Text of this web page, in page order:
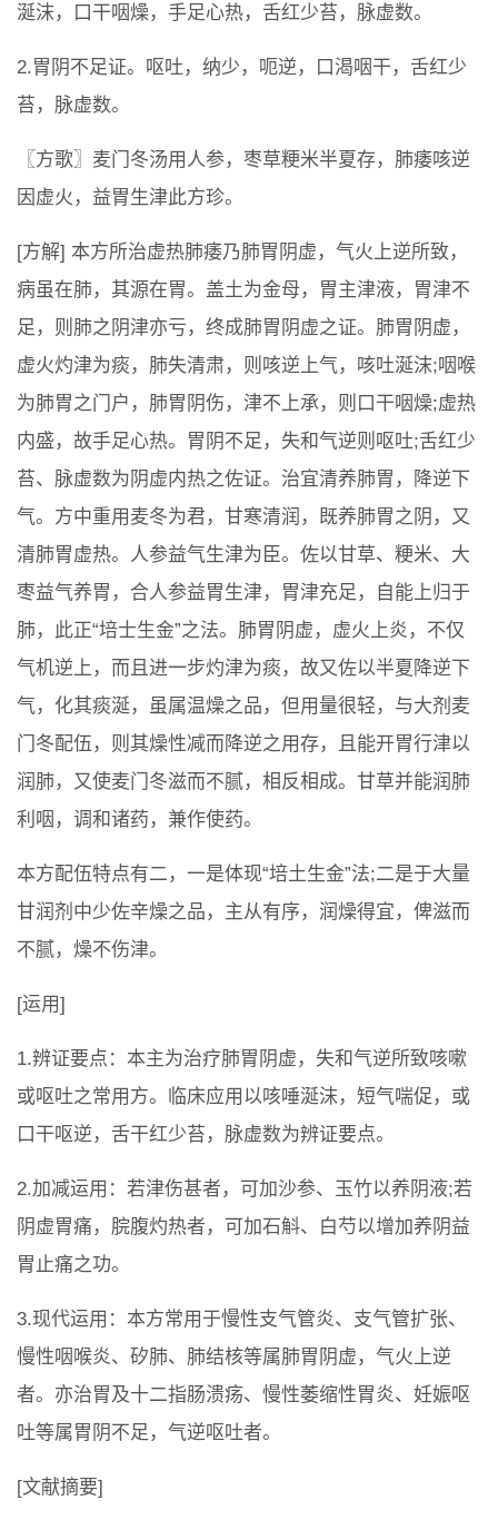
涎沫，口干咽燥，手足心热，舌红少苔，脉虚数。
2.胃阴不足证。呕吐，纳少，呃逆，口渴咽干，舌红少
苔，脉虚数。
〖方歌〗麦门冬汤用人参，枣草粳米半夏存，肺痿咳逆
因虚火，益胃生津此方珍。
[方解] 本方所治虚热肺痿乃肺胃阴虚，气火上逆所致，
病虽在肺，其源在胃。盖土为金母，胃主津液，胃津不
足，则肺之阴津亦亏，终成肺胃阴虚之证。肺胃阴虚，
虚火灼津为痰，肺失清肃，则咳逆上气，咳吐涎沫;咽喉
为肺胃之门户，肺胃阴伤，津不上承，则口干咽燥;虚热
内盛，故手足心热。胃阴不足，失和气逆则呕吐;舌红少
苔、脉虚数为阴虚内热之佐证。治宜清养肺胃，降逆下
气。方中重用麦冬为君，甘寒清润，既养肺胃之阴，又
清肺胃虚热。人参益气生津为臣。佐以甘草、粳米、大
枣益气养胃，合人参益胃生津，胃津充足，自能上归于
肺，此正“培士生金”之法。肺胃阴虚，虚火上炎，不仅
气机逆上，而且进一步灼津为痰，故又佐以半夏降逆下
气，化其痰涎，虽属温燥之品，但用量很轻，与大剂麦
门冬配伍，则其燥性减而降逆之用存，且能开胃行津以
润肺，又使麦门冬滋而不腻，相反相成。甘草并能润肺
利咽，调和诸药，兼作使药。
本方配伍特点有二，一是体现“培土生金”法;二是于大量
甘润剂中少佐辛燥之品，主从有序，润燥得宜，俾滋而
不腻，燥不伤津。
[运用]
1.辨证要点：本主为治疗肺胃阴虚，失和气逆所致咳嗽
或呕吐之常用方。临床应用以咳唾涎沫，短气喘促，或
口干呕逆，舌干红少苔，脉虚数为辨证要点。
2.加减运用：若津伤甚者，可加沙参、玉竹以养阴液;若
阴虚胃痛，脘腹灼热者，可加石斛、白芍以增加养阴益
胃止痛之功。
3.现代运用：本方常用于慢性支气管炎、支气管扩张、
慢性咽喉炎、矽肺、肺结核等属肺胃阴虚，气火上逆
者。亦治胃及十二指肠溃疡、慢性萎缩性胃炎、妊娠呕
吐等属胃阴不足，气逆呕吐者。
[文献摘要]